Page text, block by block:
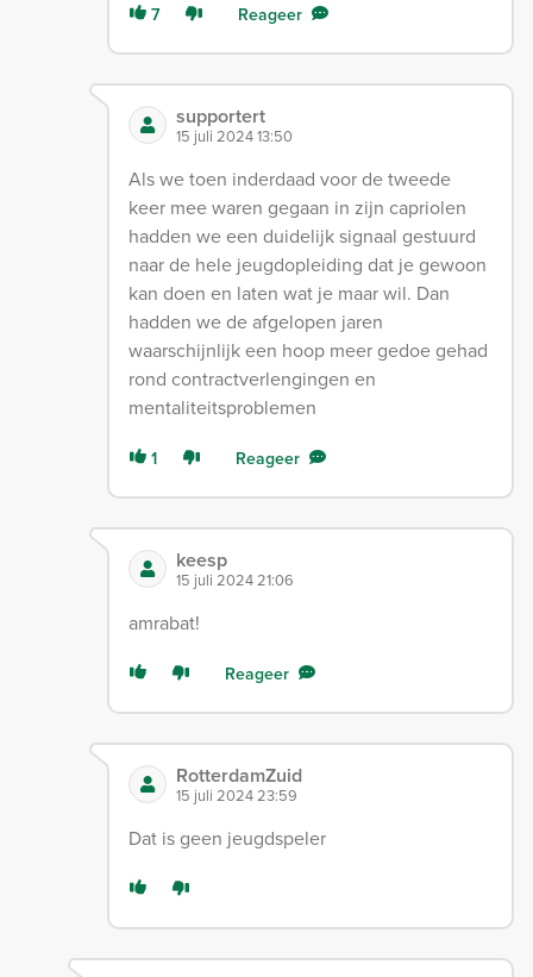
7 Reageer
supportert
15 juli 2024 13:50
Als we toen inderdaad voor de tweede
keer mee waren gegaan in zijn capriolen
hadden we een duidelijk signaal gestuurd
naar de hele jeugdopleiding dat je gewoon
kan doen en laten wat je maar wil. Dan
hadden we de afgelopen jaren
waarschijnlijk een hoop meer gedoe gehad
rond contractverlengingen en
mentaliteitsproblemen
1 Reageer
keesp
15 juli 2024 21:06
amrabat!
Reageer
RotterdamZuid
15 juli 2024 23:59
Dat is geen jeugdspeler